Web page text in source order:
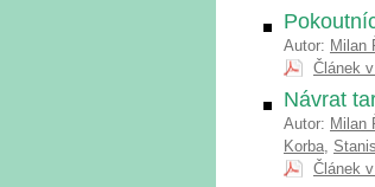
Autor: Milan
Článek
Návrat
Autor: Milan
Korba,
Článek